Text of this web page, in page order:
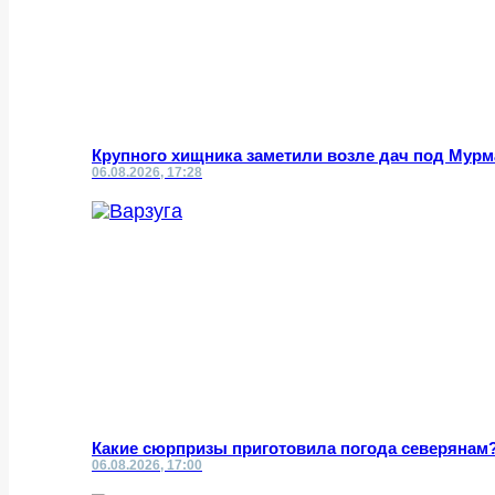
Крупного хищника заметили возле дач под
06.08.2026, 17:28
Какие сюрпризы приготовила погода
06.08.2026, 17:00